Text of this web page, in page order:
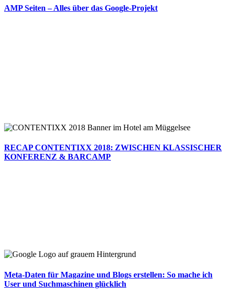
AMP Seiten – Alles über das Google-Projekt
RECAP CONTENTIXX 2018: ZWISCHEN KLASSISCHER
KONFERENZ & BARCAMP
Meta-Daten für Magazine und Blogs erstellen: So mache ich
User und Suchmaschinen glücklich